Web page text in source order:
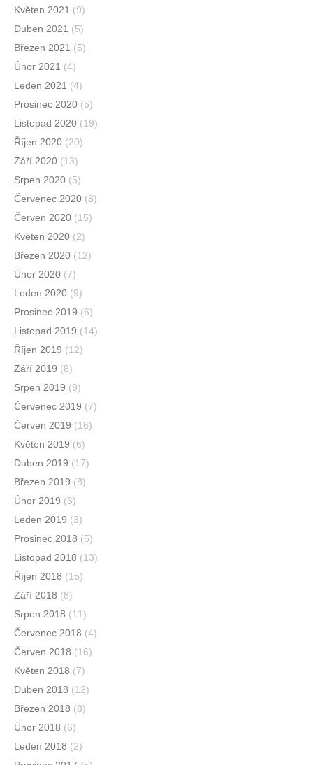
Květen 2021 (9)
Duben 2021 (5)
Březen 2021 (5)
Únor 2021 (4)
Leden 2021 (4)
Prosinec 2020 (5)
Listopad 2020 (19)
Říjen 2020 (20)
Září 2020 (13)
Srpen 2020 (5)
Červenec 2020 (8)
Červen 2020 (15)
Květen 2020 (2)
Březen 2020 (12)
Únor 2020 (7)
Leden 2020 (9)
Prosinec 2019 (6)
Listopad 2019 (14)
Říjen 2019 (12)
Září 2019 (8)
Srpen 2019 (9)
Červenec 2019 (7)
Červen 2019 (16)
Květen 2019 (6)
Duben 2019 (17)
Březen 2019 (8)
Únor 2019 (6)
Leden 2019 (3)
Prosinec 2018 (5)
Listopad 2018 (13)
Říjen 2018 (15)
Září 2018 (8)
Srpen 2018 (11)
Červenec 2018 (4)
Červen 2018 (16)
Květen 2018 (7)
Duben 2018 (12)
Březen 2018 (8)
Únor 2018 (6)
Leden 2018 (2)